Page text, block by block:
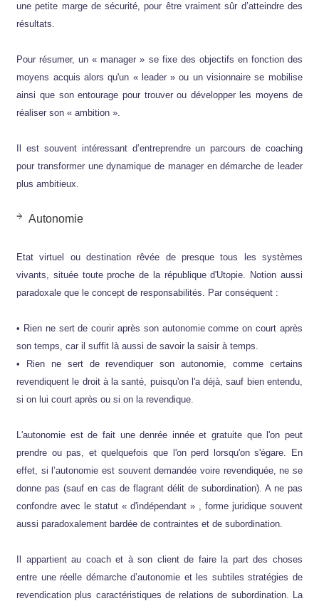
une petite marge de sécurité, pour être vraiment sûr d’atteindre des
résultats.
Pour résumer, un « manager » se fixe des objectifs en fonction des
moyens acquis alors qu'un « leader » ou un visionnaire se mobilise
ainsi que son entourage pour trouver ou développer les moyens de
réaliser son « ambition ».
Il est souvent intéressant d’entreprendre un parcours de coaching
pour transformer une dynamique de manager en démarche de leader
plus ambitieux.
Autonomie
Etat virtuel ou destination rêvée de presque tous les systèmes
vivants, située toute proche de la république d'Utopie. Notion aussi
paradoxale que le concept de responsabilités. Par conséquent :
• Rien ne sert de courir après son autonomie comme on court après
son temps, car il suffit là aussi de savoir la saisir à temps.
• Rien ne sert de revendiquer son autonomie, comme certains
revendiquent le droit à la santé, puisqu'on l'a déjà, sauf bien entendu,
si on lui court après ou si on la revendique.
L'autonomie est de fait une denrée innée et gratuite que l'on peut
prendre ou pas, et quelquefois que l'on perd lorsqu'on s'égare. En
effet, si l’autonomie est souvent demandée voire revendiquée, ne se
donne pas (sauf en cas de flagrant délit de subordination). A ne pas
confondre avec le statut « d'indépendant » , forme juridique souvent
aussi paradoxalement bardée de contraintes et de subordination.
Il appartient au coach et à son client de faire la part des choses
entre une réelle démarche d’autonomie et les subtiles stratégies de
revendication plus caractéristiques de relations de subordination. La